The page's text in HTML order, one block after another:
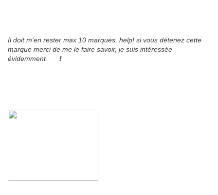
Il doit m'en rester max 10 marques, help! si vous détenez cette
marque merci de me le faire savoir, je suis intéressée
évidemment !